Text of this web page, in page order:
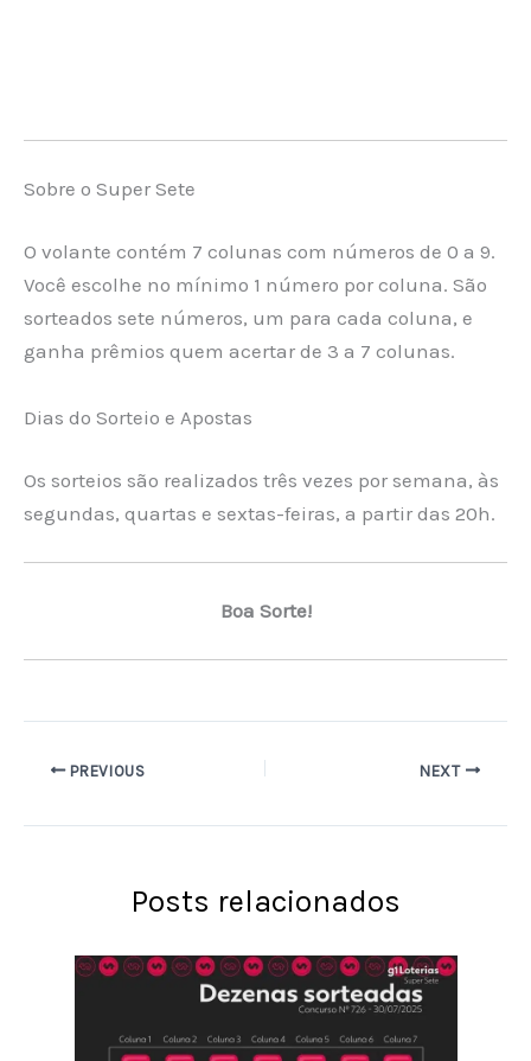
Sobre o Super Sete
O volante contém 7 colunas com números de 0 a 9.
Você escolhe no mínimo 1 número por coluna. São
sorteados sete números, um para cada coluna, e
ganha prêmios quem acertar de 3 a 7 colunas.
Dias do Sorteio e Apostas
Os sorteios são realizados três vezes por semana, às
segundas, quartas e sextas-feiras, a partir das 20h.
Boa Sorte!
PREVIOUS NEXT
Posts relacionados